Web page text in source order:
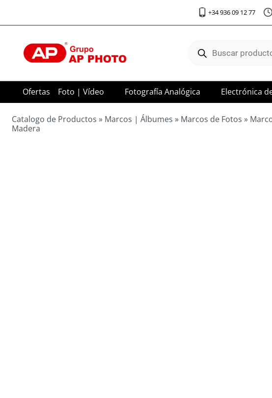
+34 936 09 12 77
productos
Ofertas Foto | Vídeo Fotografía Analógica Electrónica
Catalogo de Productos » Marcos | Álbumes » Marcos de Fotos »
Madera